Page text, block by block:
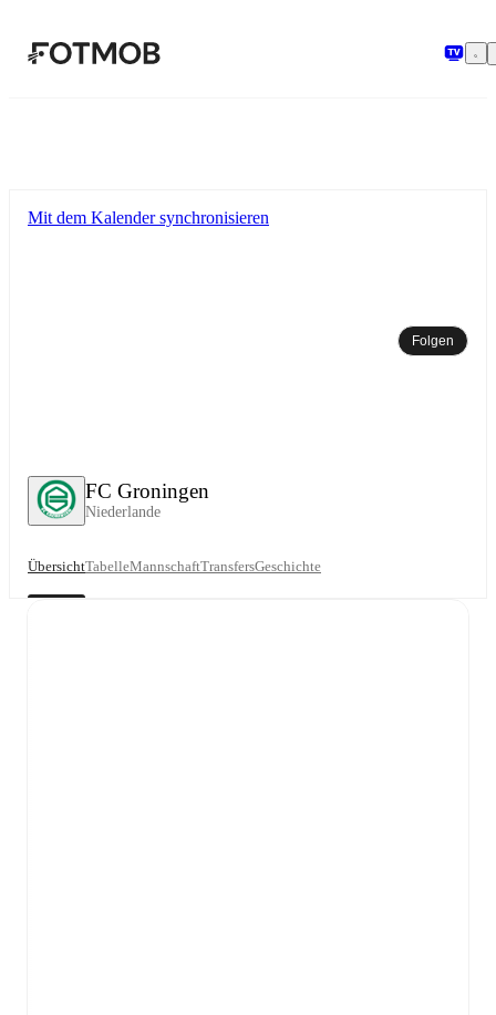
FC Groningen
Niederlande
Mit dem Kalender synchronisieren
Folgen
ÜbersichtTabelleMannschaftTransfersGeschichte